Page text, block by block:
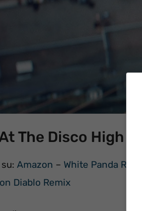
The Disco High
Amazon – White Panda Remix
Diablo Remix